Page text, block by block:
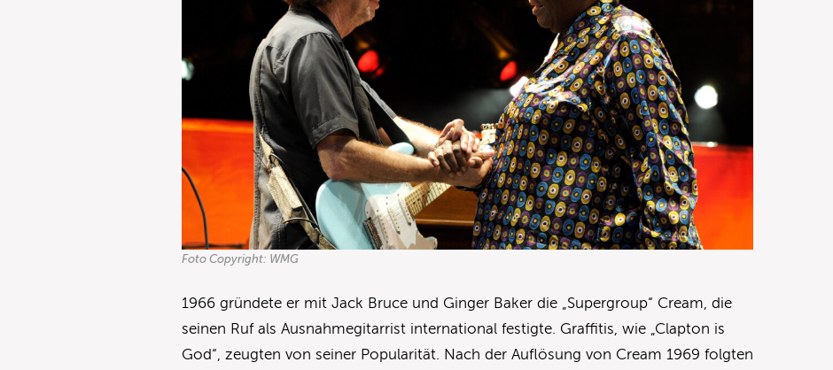
Foto Copyright: WMG
1966 gründete er mit Jack Bruce und Ginger Baker die „Supergroup“ Cream, die
seinen Ruf als Ausnahmegitarrist international festigte. Graffitis, wie „Clapton is
God“, zeugten von seiner Popularität. Nach der Auflösung von Cream 1969 folgten